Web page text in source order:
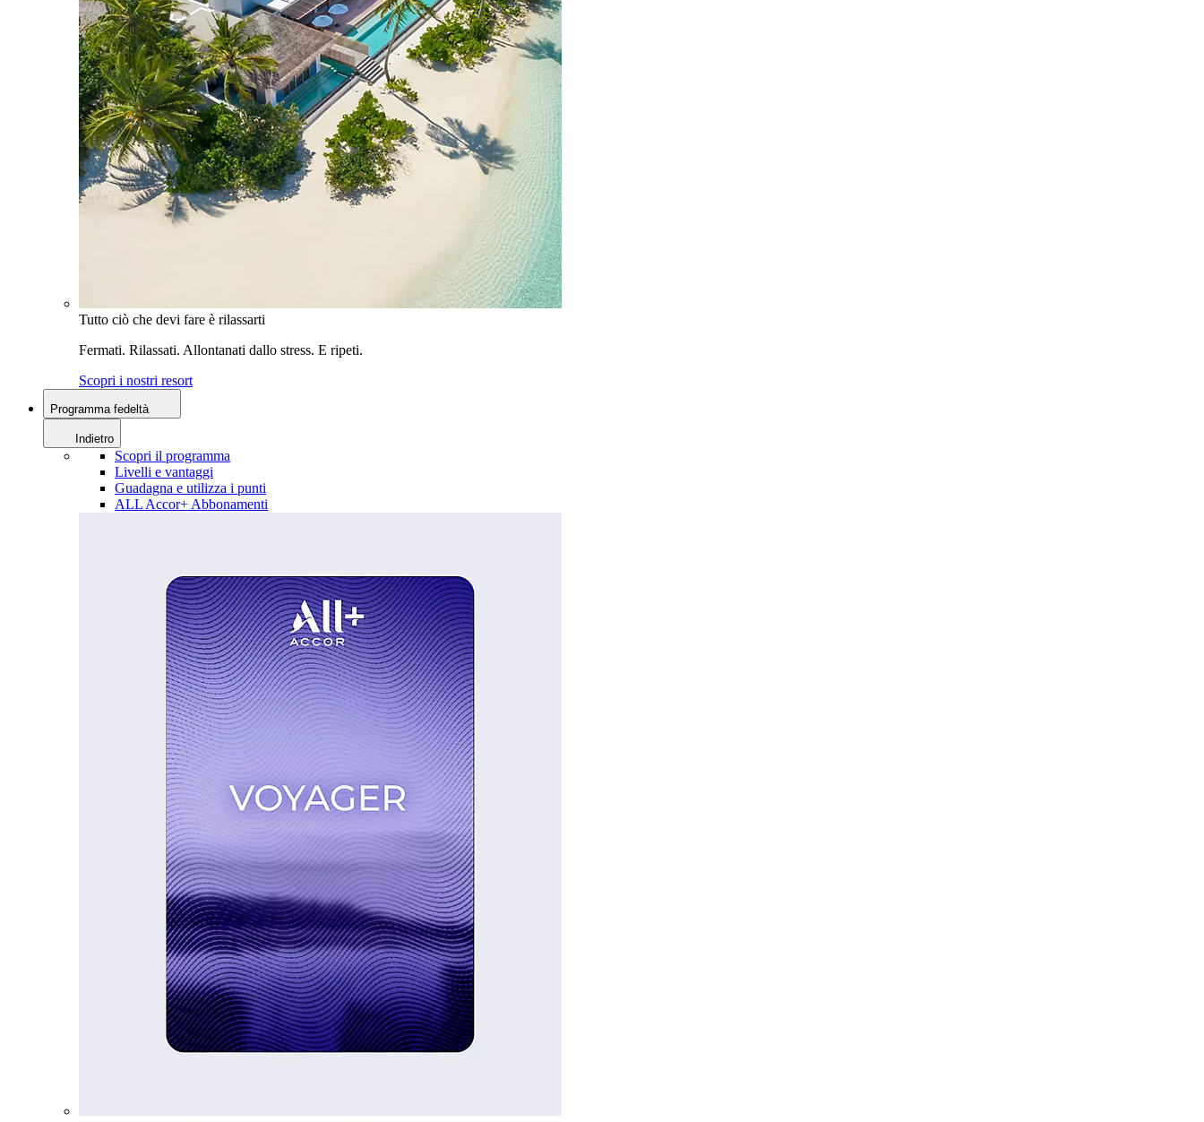
Tutto ciò che devi fare è rilassarti
Fermati. Rilassati. Allontanati dallo stress. E ripeti.
Scopri i nostri resort
Programma fedeltà
Indietro
Scopri il programma
Livelli e vantaggi
Guadagna e utilizza i punti
ALL Accor+ Abbonamenti